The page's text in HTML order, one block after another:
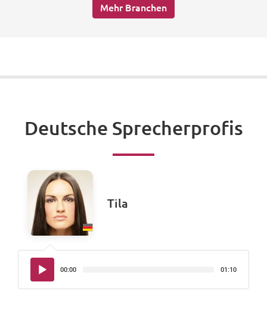
Mehr Branchen
Deutsche Sprecherprofis
Tila
Audio-
Player
00:00 01:10